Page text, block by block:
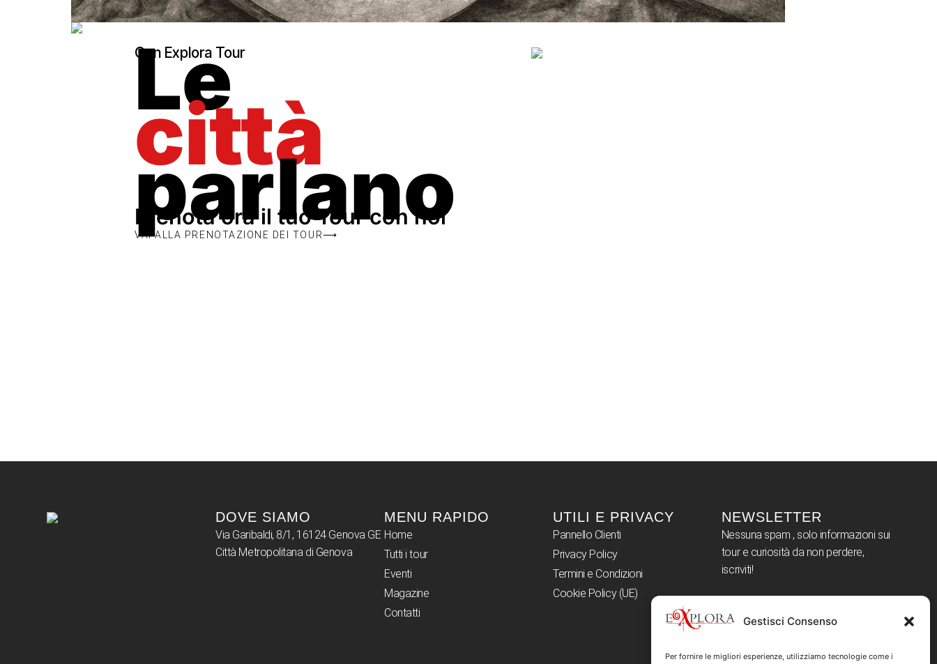
Gestisci Consenso
Per fornire le migliori esperienze, utilizziamo tecnologie come i
Con Explora Tour
Le
città
parlano
Prenota ora il tuo Tour con noi
VAI ALLA PRENOTAZIONE DEI TOUR⟶
DOVE SIAMO
Via Garibaldi, 8/1, 16124 Genova GE
Città Metropolitana di Genova
MENU RAPIDO
Home
Tutti i tour
Eventi
Magazine
Contatti
UTILI E PRIVACY
Pannello Clienti
Privacy Policy
Termini e Condizioni
Cookie Policy (UE)
NEWSLETTER
Nessuna spam , solo informazioni sui
tour e curiosità da non perdere,
iscriviti!
condizioni